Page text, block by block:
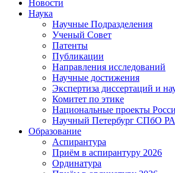
Новости
Наука
Научные Подразделения
Ученый Совет
Патенты
Публикации
Направления исследований
Научные достижения
Экспертиза диссертаций и
Комитет по этике
Национальные проекты
Научный Петербург СПбО
Образование
Аспирантура
Приём в аспирантуру 2026
Ординатура